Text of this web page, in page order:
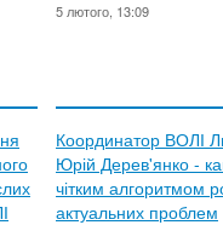
5 лютого, 13:09
Координатор ВОЛІ
Юрій Дерев'янко -
чітким алгоритмом
актуальних проблем